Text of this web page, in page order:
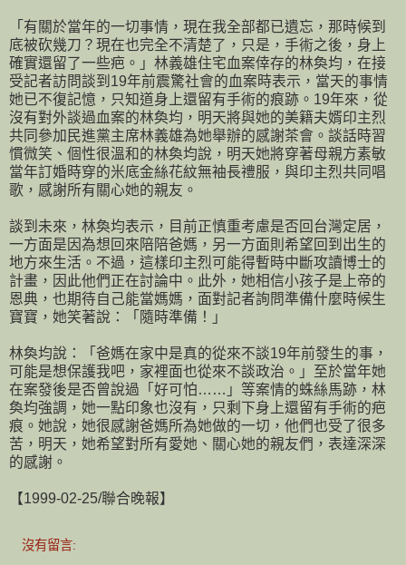
「有關於當年的一切事情，現在我全部都已遺忘，那時候到
底被砍幾刀？現在也完全不清楚了，只是，手術之後，身上
確實還留了一些疤。」林義雄住宅血案倖存的林奐均，在接
受記者訪問談到19年前震驚社會的血案時表示，當天的事情
她已不復記憶，只知道身上還留有手術的痕跡。19年來，從
沒有對外談過血案的林奐均，明天將與她的美籍夫婿印主烈
共同參加民進黨主席林義雄為她舉辦的感謝茶會。談話時習
慣微笑、個性很溫和的林奐均說，明天她將穿著母親方素敏
當年訂婚時穿的米底金絲花紋無袖長禮服，與印主烈共同唱
歌，感謝所有關心她的親友。
談到未來，林奐均表示，目前正慎重考慮是否回台灣定居，
一方面是因為想回來陪陪爸媽，另一方面則希望回到出生的
地方來生活。不過，這樣印主烈可能得暫時中斷攻讀博士的
計畫，因此他們正在討論中。此外，她相信小孩子是上帝的
恩典，也期待自己能當媽媽，面對記者詢問準備什麼時候生
寶寶，她笑著說：「隨時準備！」
林奐均說：「爸媽在家中是真的從來不談19年前發生的事，
可能是想保護我吧，家裡面也從來不談政治。」至於當年她
在案發後是否曾說過「好可怕……」等案情的蛛絲馬跡，林
奐均強調，她一點印象也沒有，只剩下身上還留有手術的疤
痕。她說，她很感謝爸媽所為她做的一切，他們也受了很多
苦，明天，她希望對所有愛她、關心她的親友們，表達深深
的感謝。
【1999-02-25/聯合晚報】
沒有留言: